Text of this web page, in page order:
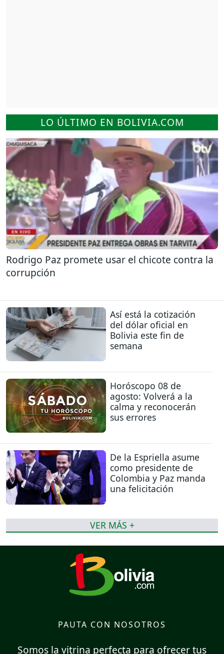
LO ÚLTIMO EN BOLIVIA.COM
Rodrigo Paz promete usar el chicote contra la
corrupción
Así está la cotización
del dólar oficial en
Bolivia este fin de
semana
Horóscopo 08 de
agosto: Volverá a la
calma y reconocerán
sus errores
De la Espriella asume
como presidente de
Colombia y Paz manda
una felicitación
VER MÁS +
PAUTA CON NOSOTROS
Somos la vitrina perfecta para ofrecer tus